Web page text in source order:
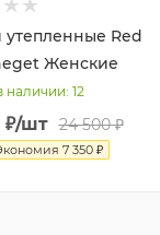
Red
Женские
наличии: 12
₽/шт 24 500₽
7 350₽